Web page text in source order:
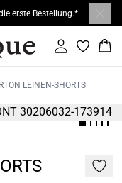
erste Bestellung.*
Einloggen
LEINEN-SHORTS